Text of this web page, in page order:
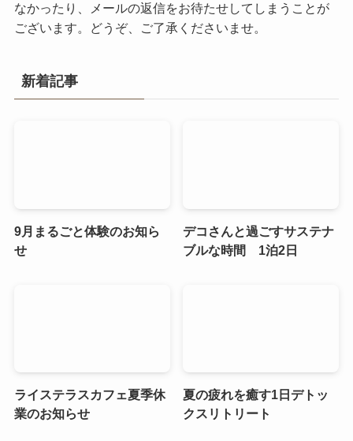
なかったり、メールの返信をお待たせしてしまうことが
ございます。どうぞ、ご了承くださいませ。
新着記事
9月まるごと体験のお知ら
せ
デコさんと過ごすサステナ
ブルな時間 1泊2日
ライステラスカフェ夏季休
業のお知らせ
夏の疲れを癒す1日デトッ
クスリトリート